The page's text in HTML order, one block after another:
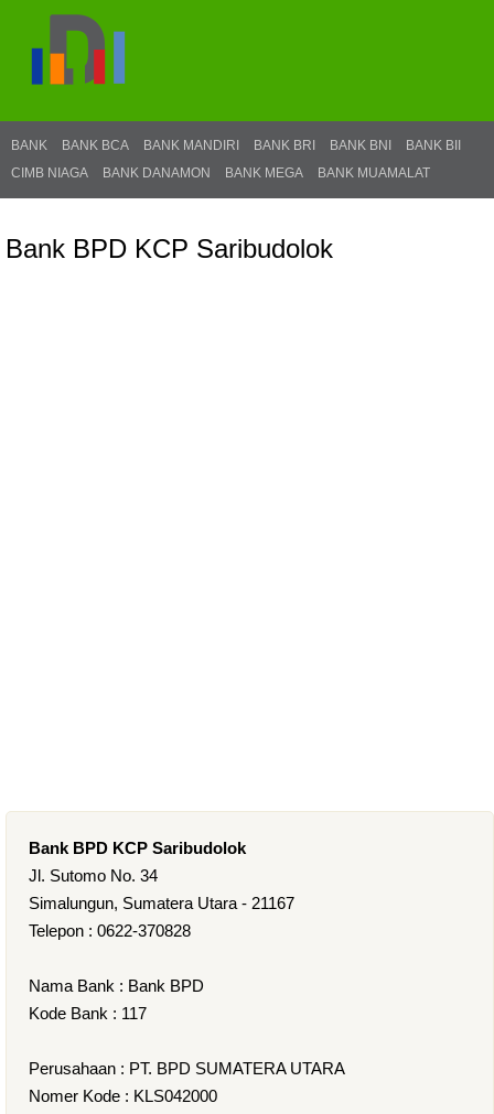
BANK BANK BCA BANK MANDIRI BANK BRI BANK BNI
BANK BII
CIMB NIAGA
BANK DANAMON BANK MEGA BANK MUAMALAT
Bank BPD KCP Saribudolok
Bank BPD KCP Saribudolok
Jl. Sutomo No. 34
Simalungun, Sumatera Utara - 21167
Telepon : 0622-370828
Nama Bank : Bank BPD
Kode Bank : 117
Perusahaan : PT. BPD SUMATERA UTARA
Nomer Kode : KLS042000